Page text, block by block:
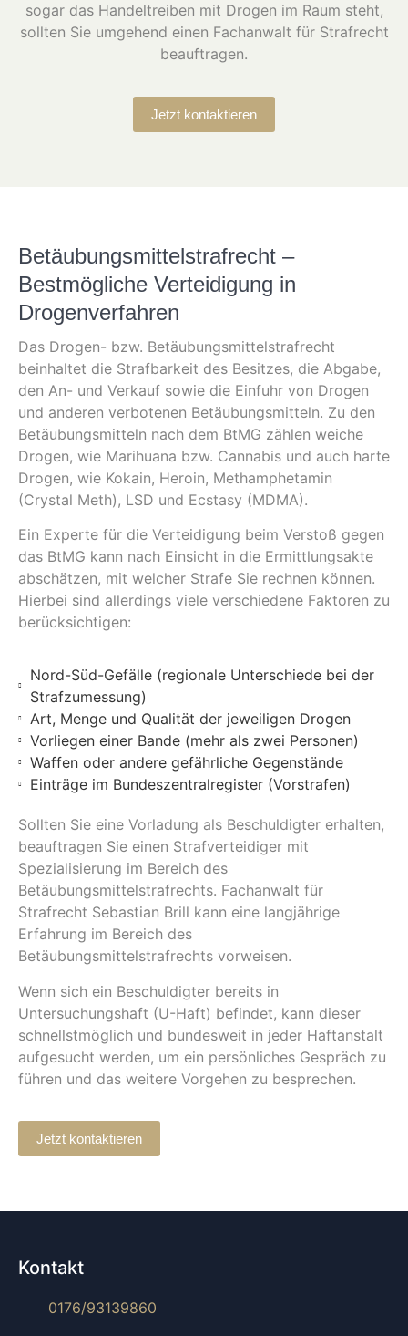
sogar das Handeltreiben mit Drogen im Raum steht,
sollten Sie umgehend einen Fachanwalt für Strafrecht
beauftragen.
Jetzt kontaktieren
Betäubungsmittelstrafrecht –
Bestmögliche Verteidigung in
Drogenverfahren
Das Drogen- bzw. Betäubungsmittelstrafrecht
beinhaltet die Strafbarkeit des Besitzes, die Abgabe,
den An- und Verkauf sowie die Einfuhr von Drogen
und anderen verbotenen Betäubungsmitteln. Zu den
Betäubungsmitteln nach dem BtMG zählen weiche
Drogen, wie Marihuana bzw. Cannabis und auch harte
Drogen, wie Kokain, Heroin, Methamphetamin
(Crystal Meth), LSD und Ecstasy (MDMA).
Ein Experte für die Verteidigung beim Verstoß gegen
das BtMG kann nach Einsicht in die Ermittlungsakte
abschätzen, mit welcher Strafe Sie rechnen können.
Hierbei sind allerdings viele verschiedene Faktoren zu
berücksichtigen:
Nord-Süd-Gefälle (regionale Unterschiede bei der
Strafzumessung)
Art, Menge und Qualität der jeweiligen Drogen
Vorliegen einer Bande (mehr als zwei Personen)
Waffen oder andere gefährliche Gegenstände
Einträge im Bundeszentralregister (Vorstrafen)
Sollten Sie eine Vorladung als Beschuldigter erhalten,
beauftragen Sie einen Strafverteidiger mit
Spezialisierung im Bereich des
Betäubungsmittelstrafrechts. Fachanwalt für
Strafrecht Sebastian Brill kann eine langjährige
Erfahrung im Bereich des
Betäubungsmittelstrafrechts vorweisen.
Wenn sich ein Beschuldigter bereits in
Untersuchungshaft (U-Haft) befindet, kann dieser
schnellstmöglich und bundesweit in jeder Haftanstalt
aufgesucht werden, um ein persönliches Gespräch zu
führen und das weitere Vorgehen zu besprechen.
Jetzt kontaktieren
Kontakt
0176/93139860